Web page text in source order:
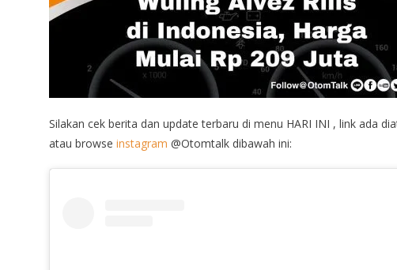
Silakan cek berita dan update terbaru di menu HARI INI , link ada
atau browse instagram @Otomtalk dibawah ini: